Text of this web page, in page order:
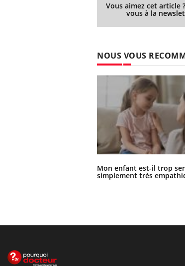
Vous aimez cet article
vous à la
NOUS VOUS
Mon enfant est-il trop
simplement très